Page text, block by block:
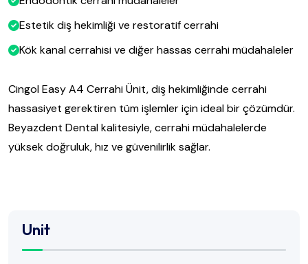
Unit
Estetik diş hekimliği ve restoratif cerrahi
Kök kanal cerrahisi ve diğer hassas cerrahi müdahaleler
Cingol Easy A4 Cerrahi Ünit, diş hekimliğinde cerrahi
hassasiyet gerektiren tüm işlemler için ideal bir çözümdür.
Beyazdent Dental kalitesiyle, cerrahi müdahalelerde
yüksek doğruluk, hız ve güvenilirlik sağlar.